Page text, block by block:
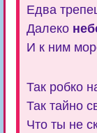
Едва
Далеко
И к ним
Так робко
Так тайно
Что ты не